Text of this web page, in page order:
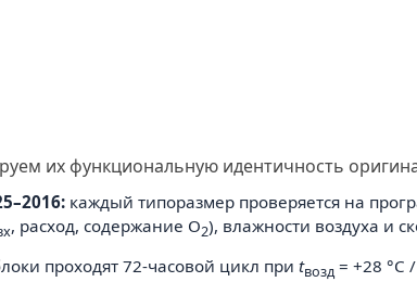
их функциональную идентичность
каждый типоразмер проверяется на
, расход, содержание O2), влажности воздуха и
проходят 72-часовой цикл при tвозд = +28 °C